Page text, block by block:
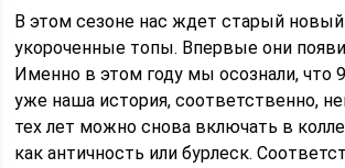
В этом сезоне нас ждет старый
укороченные топы. Впервые они
Именно в этом году мы осознали, что
уже наша история, соответственно,
тех лет можно снова включать в
как античность или бурлеск.